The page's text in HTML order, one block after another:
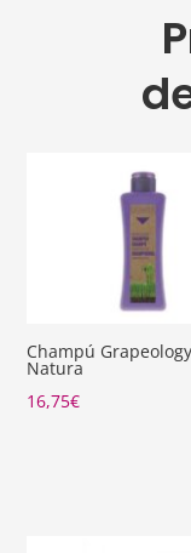
Champú
Natura
16,75€